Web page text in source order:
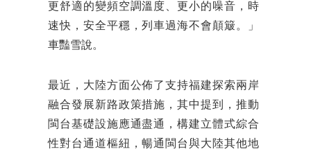
更舒適的變頻空調溫度、更小的噪音，時
速快，安全平穩，列車過海不會顛簸。」
車豔雪說。
最近，大陸方面公佈了支持福建探索兩岸
融合發展新路政策措施，其中提到，推動
閩台基礎設施應通盡通，構建立體式綜合
性對台通道樞紐，暢通閩台與大陸其他地